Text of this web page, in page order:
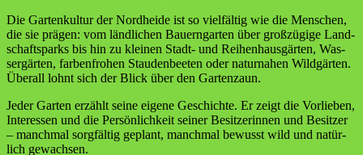
Die Gar­ten­kul­tur der Nord­hei­de ist so viel­fäl­tig wie die Men­schen,
die sie prä­gen: vom länd­li­chen Bau­ern­gar­ten über groß­zü­gi­ge Land­
schafts­parks bis hin zu klei­nen Stadt- und Rei­hen­haus­gär­ten, Was­
ser­gär­ten, far­ben­fro­hen Stau­den­bee­ten oder natur­na­hen Wild­gär­ten.
Über­all lohnt sich der Blick über den Gartenzaun.
Jeder Gar­ten erzählt sei­ne eige­ne Geschich­te. Er zeigt die Vor­lie­ben,
Inter­es­sen und die Per­sön­lich­keit sei­ner Besit­ze­rin­nen und Besit­zer
– manch­mal sorg­fäl­tig geplant, manch­mal bewusst wild und natür­
lich gewachsen.